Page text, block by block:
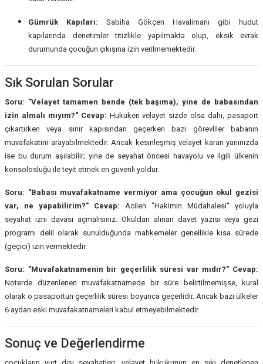
Gümrük Kapıları: Sabiha Gökçen Havalimanı gibi hudut
kapılarında denetimler titizlikle yapılmakta olup, eksik evrak
durumunda çocuğun çıkışına izin verilmemektedir.
Sık Sorulan Sorular
Soru: "Velayet tamamen bende (tek başıma), yine de babasından
izin almalı mıyım?" Cevap: Hukuken velayet sizde olsa dahi, pasaport
çıkartırken veya sınır kapısından geçerken bazı görevliler babanın
muvafakatini arayabilmektedir. Ancak kesinleşmiş velayet kararı yanınızda
ise bu durum aşılabilir; yine de seyahat öncesi havayolu ve ilgili ülkenin
konsolosluğu ile teyit etmek en güvenli yoldur.
Soru: "Babası muvafakatname vermiyor ama çocuğun okul gezisi
var, ne yapabilirim?"
Cevap: Acilen "Hakimin Müdahalesi" yoluyla
seyahat izni davası açmalısınız. Okuldan alınan davet yazısı veya gezi
programı delil olarak sunulduğunda mahkemeler genellikle kısa sürede
(geçici) izin vermektedir.
Soru: "Muvafakatnamenin bir geçerlilik süresi var mıdır?" Cevap:
Noterde düzenlenen muvafakatnamede bir süre belirtilmemişse, kural
olarak o pasaportun geçerlilik süresi boyunca geçerlidir. Ancak bazı ülkeler
6 aydan eski muvafakatnameleri kabul etmeyebilmektedir.
Sonuç ve Değerlendirme